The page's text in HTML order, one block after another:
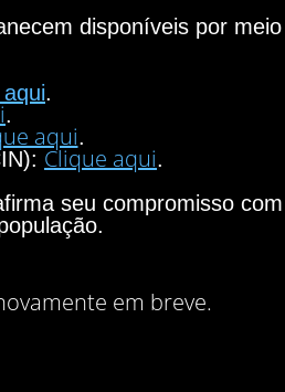
disponíveis por meio
aqui.
.
aqui.
Clique aqui.
seu compromisso com
em breve.